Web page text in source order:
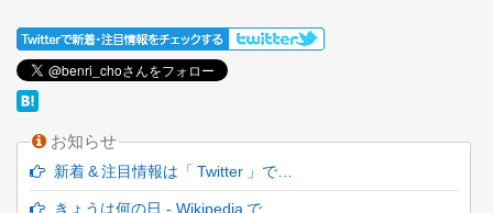
お知らせ
新着 & 注目情報は「 Twitter 」で…
きょうは何の日 - Wikipedia で…